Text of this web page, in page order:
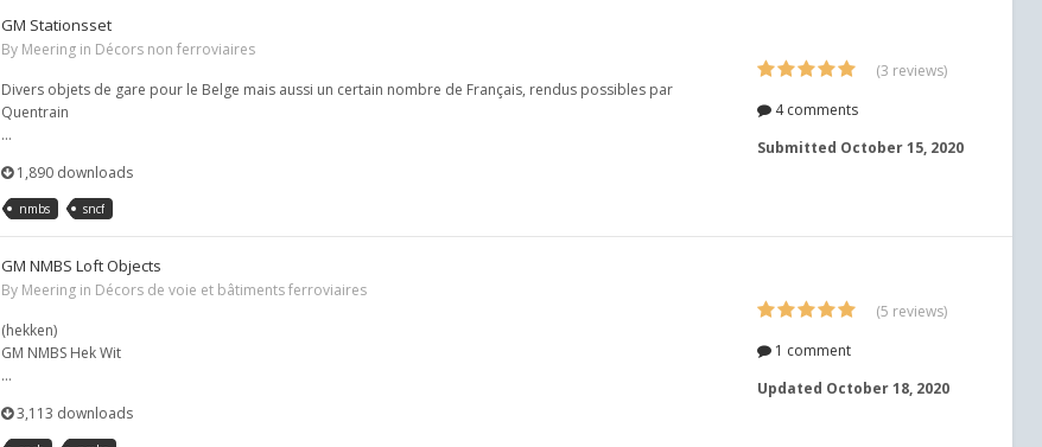
GM Stationsset
By Meering in Décors non ferroviaires
Divers objets de gare pour le Belge mais aussi un certain nombre de Français, rendus possibles par
Quentrain
...
1,890 downloads
nmbs sncf
(3 reviews)
4 comments
Submitted October 15, 2020
GM NMBS Loft Objects
By Meering in Décors de voie et bâtiments ferroviaires
(hekken)
GM NMBS Hek Wit
...
3,113 downloads
(5 reviews)
1 comment
Updated October 18, 2020